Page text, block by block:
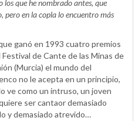
los que he nombrado antes, que
pero en la copla lo encuentro más
ganó en 1993 cuatro premios
Festival de Cante de las Minas de
(Murcia) el mundo del
no le acepta en un principio,
ve como un intruso, un joven
ser cantaor demasiado
y demasiado atrevido…